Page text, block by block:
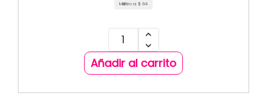
Mililitro a: $ 64
Añadir al carrito